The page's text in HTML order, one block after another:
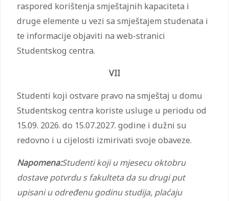
raspored korištenja smještajnih kapaciteta i
druge elemente u vezi sa smještajem studenata i
te informacije objaviti na web-stranici
Studentskog centra.
VII
Studenti koji ostvare pravo na smještaj u domu
Studentskog centra koriste usluge u periodu od
15.09. 2026. do 15.07.2027. godine i dužni su
redovno i u cijelosti izmirivati svoje obaveze.
Napomena:Studenti koji u mjesecu oktobru
dostave potvrdu s fakulteta da su drugi put
upisani u određenu godinu studija, plaćaju